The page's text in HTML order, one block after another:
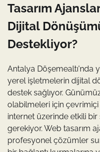
Tasarım
Dijital
Destekliyor?
Antalya Döşemealtı'nda
yerel işletmelerin dijital
destek sağlıyor.
olabilmeleri için çevrimiçi
internet üzerinde etkili
gerekiyor. Web tasarım
profesyonel çözümler